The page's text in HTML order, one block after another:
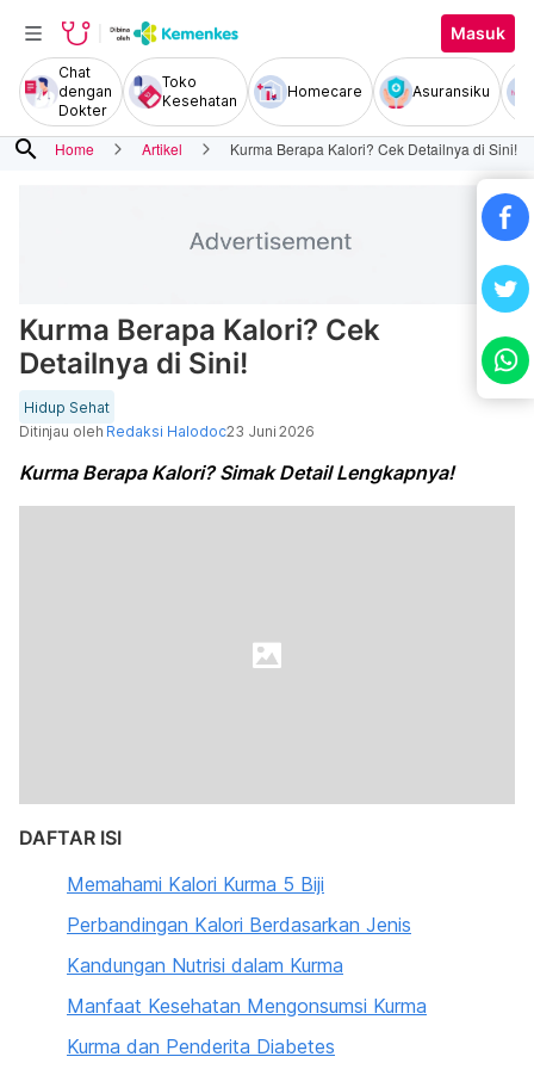
Masuk
Chat
dengan
Dokter
Toko
Kesehatan
Homecare Asuransiku
search Home Artikel Kurma Berapa Kalori? Cek Detailnya di Sini!
Kurma Berapa Kalori? Cek
Detailnya di Sini!
Hidup Sehat
Ditinjau oleh Redaksi Halodoc23 Juni 2026
Kurma Berapa Kalori? Simak Detail Lengkapnya!
DAFTAR ISI
Memahami Kalori Kurma 5 Biji
Perbandingan Kalori Berdasarkan Jenis
Kandungan Nutrisi dalam Kurma
Manfaat Kesehatan Mengonsumsi Kurma
Kurma dan Penderita Diabetes